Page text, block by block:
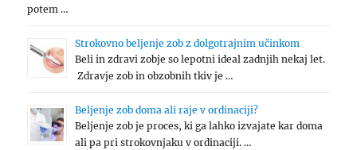
potem …
Strokovno beljenje zob z dolgotrajnim učinkom
Beli in zdravi zobje so lepotni ideal zadnjih nekaj let.
Zdravje zob in obzobnih tkiv je …
Beljenje zob doma ali raje v ordinaciji?
Beljenje zob je proces, ki ga lahko izvajate kar doma
ali pa pri strokovnjaku v ordinaciji. …